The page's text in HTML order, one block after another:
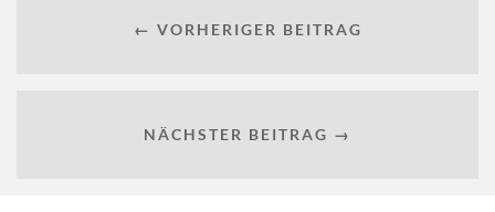
← VORHERIGER BEITRAG
NÄCHSTER BEITRAG →